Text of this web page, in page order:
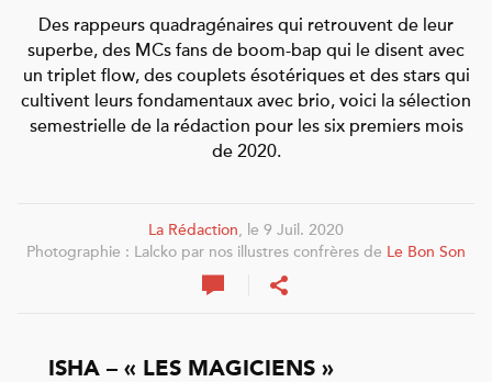
Des rappeurs quadragénaires qui retrouvent de leur
superbe, des MCs fans de boom-bap qui le disent avec
un triplet flow, des couplets ésotériques et des stars qui
cultivent leurs fondamentaux avec brio, voici la sélection
semestrielle de la rédaction pour les six premiers mois
de 2020.
La Rédaction, le 9 Juil. 2020
Photographie : Lalcko par nos illustres confrères de Le Bon Son
ISHA – « LES MAGICIENS »